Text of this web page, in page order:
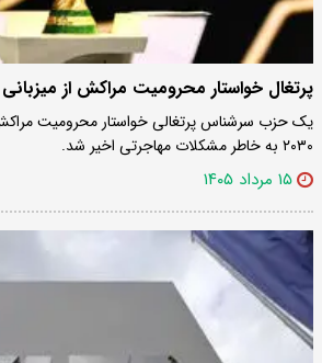
پرتغال خواستار محرومیت مراکش از میزبانی جام
یک حزب سرشناس پرتغالی خواستار محرومیت
۲۰۳۰ به خاطر مشکلات مهاجرتی اخیر شد.
۱۵ مرداد ۱۴۰۵